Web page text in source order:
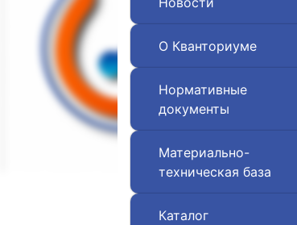
О Кванториуме
Нормативные
документы
Материально-
техническая база
Каталог